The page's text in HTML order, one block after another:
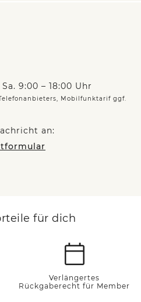
9:00 – 18:00 Uhr
Mobilfunktarif ggf.
an:
für dich
Verlängertes
Rückgaberecht für Member